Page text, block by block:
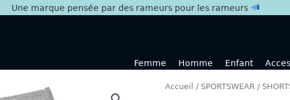
Une marque pensée par des rameurs pour les rameurs
Femme Homme Enfant
Accueil / SPORTSWEAR /